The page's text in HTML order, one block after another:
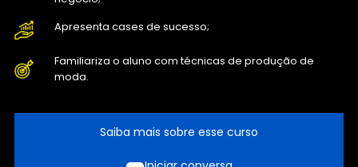
Apresenta cases de sucesso;
Familiariza o aluno com técnicas de produção de
moda.
Saiba mais sobre esse curso